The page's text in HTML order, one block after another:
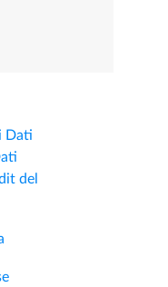
Dati
del